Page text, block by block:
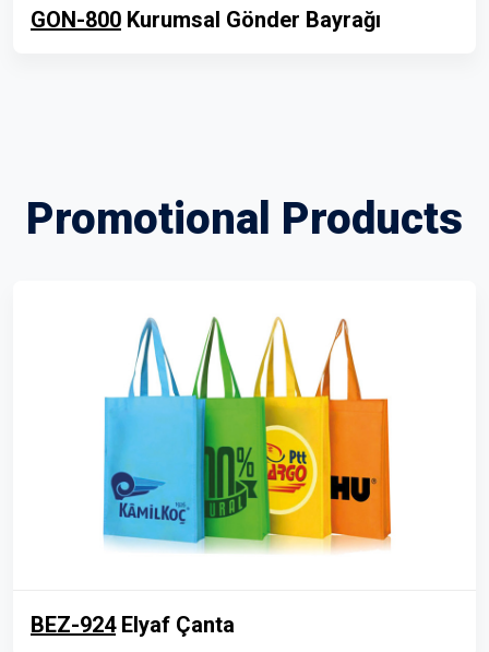
GON-800 Kurumsal Gönder Bayrağı
Promotional Products
BEZ-924Elyaf Çanta